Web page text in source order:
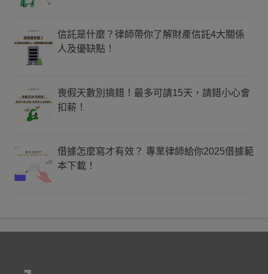
信託是什麼？律師帶你了解財產信託4大關係
人及優缺點！
喪假天數別搞錯！最多可請15天，請錯小心會
扣薪！
借據怎麼寫才有效？ 專業律師給你2025借據範
本下載！